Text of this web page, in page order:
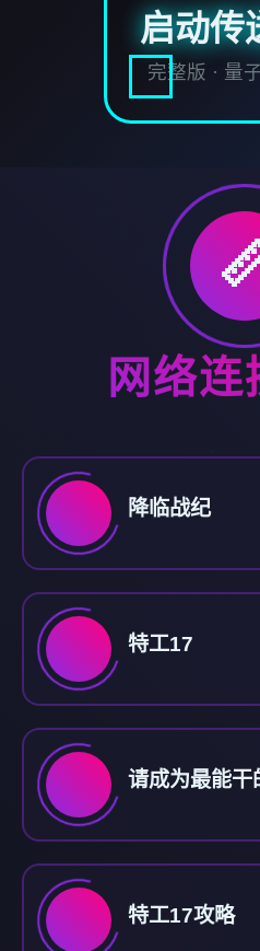
启动传
完整版 · 量
网络连
降临战纪
特工17
请成为最能干
特工17攻略